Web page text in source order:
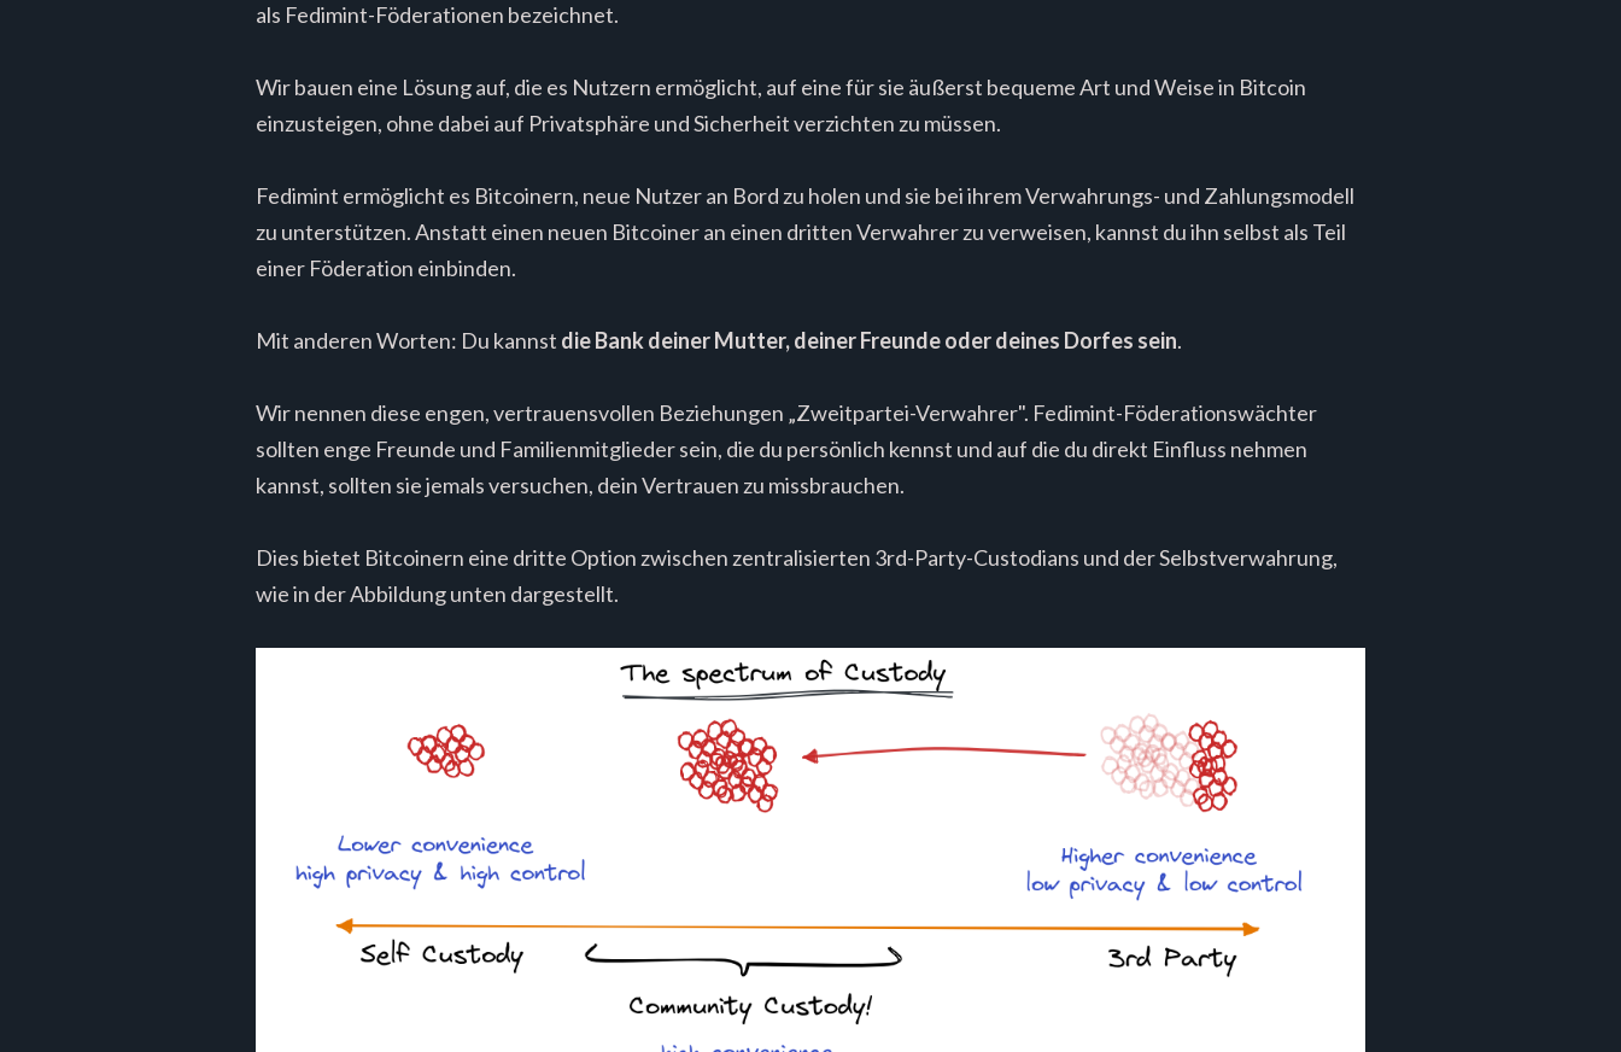
als Fedimint-Föderationen bezeichnet.
Wir bauen eine Lösung auf, die es Nutzern ermöglicht, auf eine für sie äußerst bequeme Art und Weise in Bitcoin
einzusteigen, ohne dabei auf Privatsphäre und Sicherheit verzichten zu müssen.
Fedimint ermöglicht es Bitcoinern, neue Nutzer an Bord zu holen und sie bei ihrem Verwahrungs- und Zahlungsmodell
zu unterstützen. Anstatt einen neuen Bitcoiner an einen dritten Verwahrer zu verweisen, kannst du ihn selbst als Teil
einer Föderation einbinden.
Mit anderen Worten: Du kannst die Bank deiner Mutter, deiner Freunde oder deines Dorfes sein.
Wir nennen diese engen, vertrauensvollen Beziehungen „Zweitpartei-Verwahrer". Fedimint-Föderationswächter
sollten enge Freunde und Familienmitglieder sein, die du persönlich kennst und auf die du direkt Einfluss nehmen
kannst, sollten sie jemals versuchen, dein Vertrauen zu missbrauchen.
Dies bietet Bitcoinern eine dritte Option zwischen zentralisierten 3rd-Party-Custodians und der Selbstverwahrung,
wie in der Abbildung unten dargestellt.